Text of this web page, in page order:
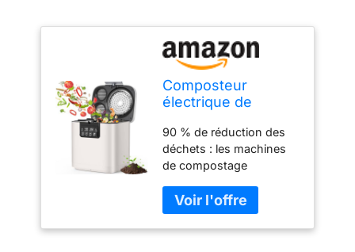
Composteur
électrique de
capacité de 4 L
avec affichage
minuterie, 2 filtres à
charbon amovibles,
machine à compost
inodore pour
comptoir,
90 % de réduction des
déchets : les machines
de compostage
méthodes de séchage,
de broyage et de
refroidissement à haute